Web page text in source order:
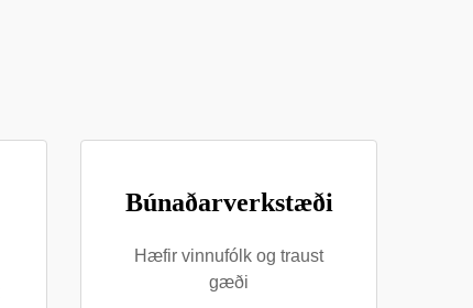
Búnaðarverkstæði
Hæfir vinnufólk og traust
gæði